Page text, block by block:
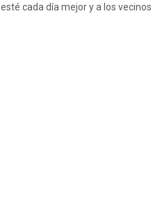
esté cada día mejor y a los